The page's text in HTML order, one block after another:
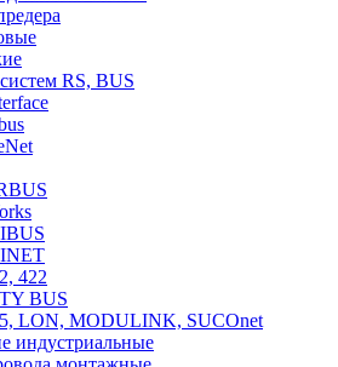
RS, BUS
422
BUS
LON, MODULINK, SUCOnet
индустриальные